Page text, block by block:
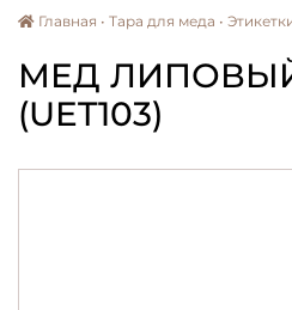
Главная • Тара для меда •
МЕД ЛИПОВЫЙ
(UET103)